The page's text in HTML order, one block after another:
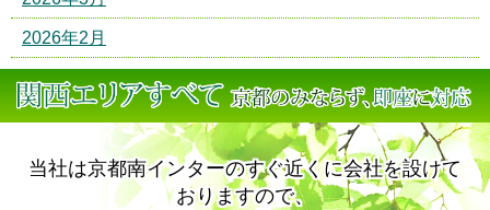
2026年2月
当社は京都南インターのすぐ近くに会社を設けて
おりますので、